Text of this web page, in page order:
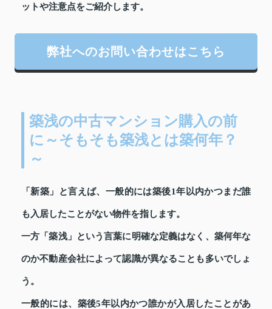
ットや注意点をご紹介します。
弊社へのお問い合わせはこちら
築浅の中古マンション購入の前
に～そもそも築浅とは築何年？
～
「新築」と言えば、一般的には築後1年以内かつまだ誰
も入居したことがない物件を指します。
一方「築浅」という言葉に明確な定義はなく、築何年な
のか不動産会社によって認識が異なることも多いでしょ
う。
一般的には、築後5年以内かつ誰かが入居したことがあ